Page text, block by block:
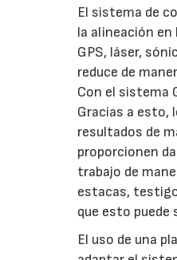
El sistema de
la alineación
GPS, láser,
reduce de
Con el sistema
Gracias a esto,
resultados de
proporcionen
trabajo de
estacas,
que esto puede
El uso de una